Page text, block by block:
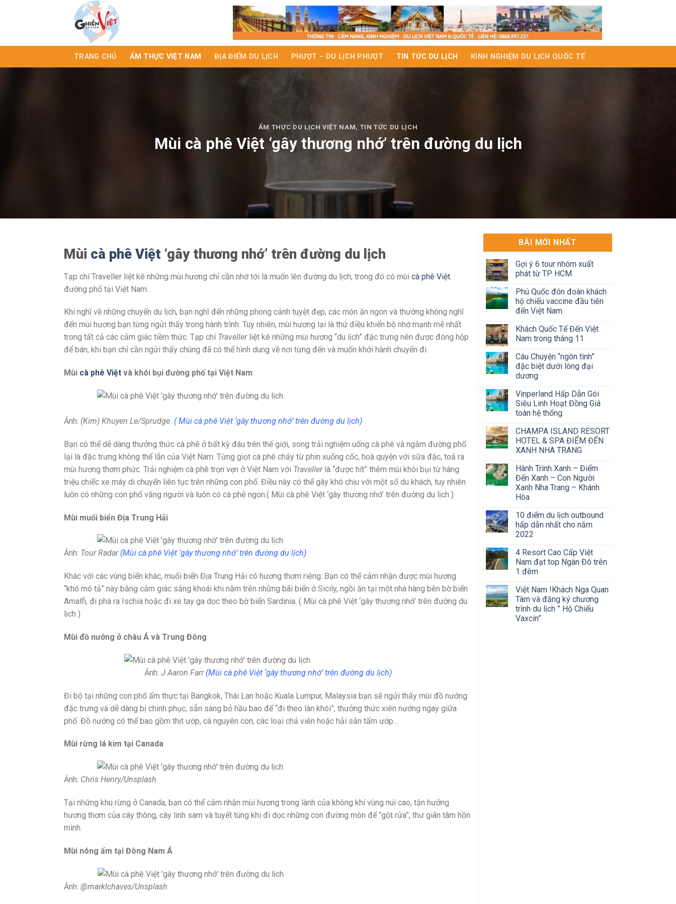
TRANG CHỦ ẨM THỰC VIỆT NAM ĐỊA ĐIỂM DU LỊCH PHƯỢT – DU LỊCH PHƯỢT TIN TỨC DU LỊCH KINH NGHIỆM DU LỊCH QUỐC TẾ
ẨM THỰC DU LỊCH VIỆT NAM, TIN TỨC DU LỊCH
Mùi cà phê Việt ‘gây thương nhớ’ trên đường du lịch
Mùi cà phê Việt ‘gây thương nhớ’ trên đường du lịch
Tạp chí Traveller liệt kê những mùi hương chỉ cần nhớ tới là muốn lên đường du lịch, trong đó có mùi cà phê Việt
đường phố tại Việt Nam.
Khi nghĩ về những chuyến du lịch, bạn nghĩ đến những phong cảnh tuyệt đẹp, các món ăn ngon và thường không nghĩ
đến mùi hương bạn từng ngửi thấy trong hành trình. Tuy nhiên, mùi hương lại là thứ điều khiển bộ nhớ mạnh mẽ nhất
trong tất cả các cảm giác tiềm thức. Tạp chí Travellerliệt kê những mùi hương “du lịch” đặc trưng nên được đóng hộp
để bán, khi bạn chỉ cần ngửi thấy chúng đã có thể hình dung về nơi từng đến và muốn khởi hành chuyến đi.
Mùi cà phê Việt và khói bụi đường phố tại Việt Nam
Ảnh: (Kim) Khuyen Le/Sprudge ( Mùi cà phê Việt ‘gây thương nhớ’ trên đường du lịch)
Bạn có thể dễ dàng thưởng thức cà phê ở bất kỳ đâu trên thế giới, song trải nghiệm uống cà phê và ngắm đường phố
lại là đặc trưng không thể lẫn của Việt Nam. Từng giọt cà phê chảy từ phin xuống cốc, hoà quyện với sữa đặc, toả ra
mùi hương thơm phức. Trải nghiệm cà phê trọn vẹn ở Việt Nam với Travellerlà “được hít” thêm mùi khói bụi từ hàng
triệu chiếc xe máy di chuyển liên tục trên những con phố. Điều này có thể gây khó chịu với một số du khách, tuy nhiên
luôn có những con phố vắng người và luôn có cà phê ngon.( Mùi cà phê Việt ‘gây thương nhớ’ trên đường du lịch )
Mùi muối biển Địa Trung Hải
Ảnh: Tour Radar (Mùi cà phê Việt ‘gây thương nhớ’ trên đường du lịch)
Khác với các vùng biển khác, muối biển Địa Trung Hải có hương thơm riêng. Bạn có thể cảm nhận được mùi hương
“khó mô tả” này bằng cảm giác sảng khoái khi nằm trên những bãi biển ở Sicily, ngồi ăn tại một nhà hàng bên bờ biển
Amalfi, đi phà ra Ischia hoặc đi xe tay ga dọc theo bờ biển Sardinia. ( Mùi cà phê Việt ‘gây thương nhớ’ trên đường du
lịch )
Mùi đồ nướng ở châu Á và Trung Đông
Ảnh:J Aaron Farr (Mùi cà phê Việt ‘gây thương nhớ’ trên đường du lịch)
Đi bộ tại những con phố ẩm thực tại Bangkok, Thái Lan hoặc Kuala Lumpur, Malaysia bạn sẽ ngửi thấy mùi đồ nướng
đặc trưng và dễ dàng bị chinh phục, sẵn sàng bỏ hầu bao để “đi theo làn khói”, thưởng thức xiên nướng ngay giữa
phố. Đồ nướng có thể bao gồm thịt ướp, cá nguyên con, các loại chả viên hoặc hải sản tẩm ướp…
Mùi rừng lá kim tại Canada
Ảnh: Chris Henry/Unsplash
Tại những khu rừng ở Canada, bạn có thể cảm nhận mùi hương trong lành của không khí vùng núi cao, tận hưởng
hương thơm của cây thông, cây linh sam và tuyết tùng khi đi dọc những con đường mòn để “gột rửa”, thư giãn tâm hồn
mình.
Mùi nóng ẩm tại Đông Nam Á
Ảnh: @marklchaves/Unsplash
BÀI MỚI NHẤT
Gợi ý 6 tour nhóm xuất
phát từ TP HCM
Phú Quốc đón đoàn khách
hộ chiếu vaccine đầu tiên
đến Việt Nam
Khách Quốc Tế Đến Việt
Nam trong tháng 11
Câu Chuyện “ngôn tình”
đặc biệt dưới lòng đại
dương
Vinperland Hấp Dẫn Gói
Siêu Linh Hoạt Đồng Giá
toàn hệ thống.
CHAMPA ISLAND RESORT
HOTEL & SPA ĐIỂM ĐẾN
XANH NHA TRANG
Hành Trình Xanh – Điểm
Đến Xanh – Con Người
Xanh Nha Trang – Khánh
Hòa
10 điểm du lịch outbound
hấp dẫn nhất cho năm
2022
4 Resort Cao Cấp Việt
Nam đạt top Ngàn Đô trên
1 đêm
Việt Nam !Khách Nga Quan
Tâm và đăng ký chương
trình du lịch ” Hộ Chiếu
Vaxcin”